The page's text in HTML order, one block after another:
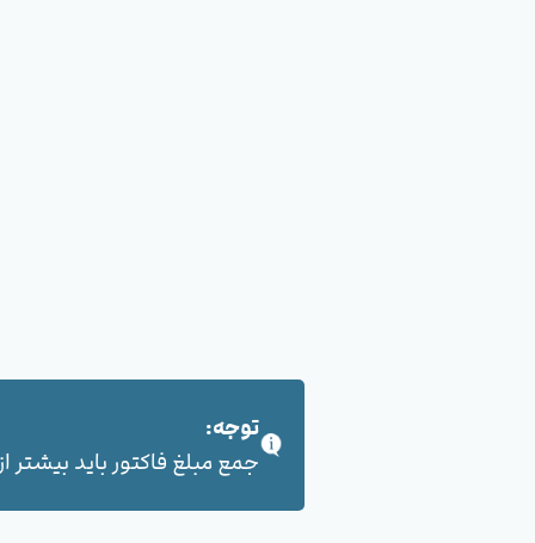
توجه:
جمع مبلغ فاکتور باید بیشتر از 100,000 هزار تومان